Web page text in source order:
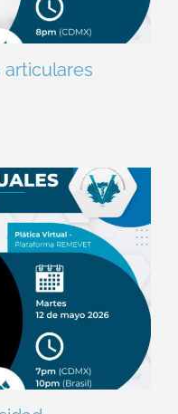
articulares